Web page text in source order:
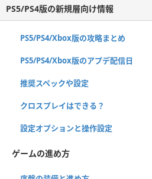
PS5/PS4版の新規層向け情報
PS5/PS4/Xbox版の攻略まとめ
PS5/PS4/Xbox版のアプデ配信日
推奨スペックや設定
クロスプレイはできる？
設定オプションと操作設定
ゲームの進め方